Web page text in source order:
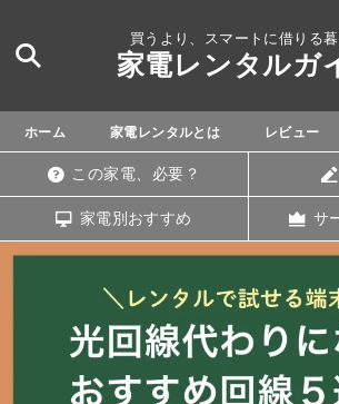
買うより、スマートに借りる
家電レンタルガ
ホーム 家電レンタルとは レビュー
この家電、必要？
家電別おすすめ サ